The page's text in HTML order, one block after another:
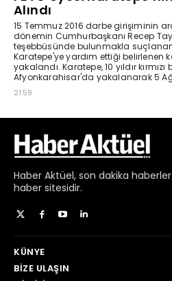
Haber Aktüel, son dakika haberler
haber sitesidir.
KÜNYE
BIZE ULAŞIN